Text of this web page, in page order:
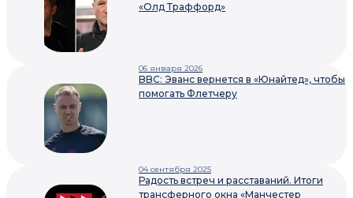
«Олд Траффорд»
06 января 2026
BBC: Эванс вернется в «Юнайтед», чтобы
помогать Флетчеру
04 сентября 2025
Радость встреч и расставаний. Итоги
трансферного окна «Манчестер